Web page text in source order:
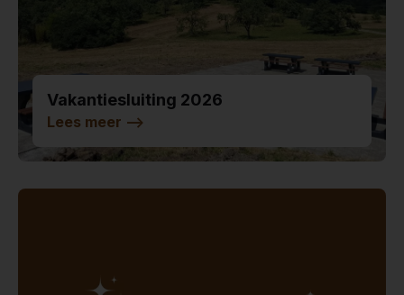
Vakantiesluiting 2026
Lees meer -->